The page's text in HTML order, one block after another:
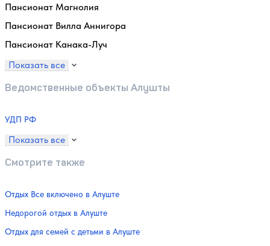
Пансионат Магнолия
Пансионат Вилла Аннигора
Пансионат Канака-Луч
Показать все
Ведомственные объекты Алушты
УДП РФ
Показать все
Смотрите также
Отдых Все включено в Алуште
Недорогой отдых в Алуште
Отдых для семей с детьми в Алуште